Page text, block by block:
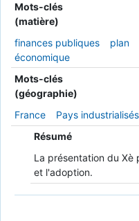
Mots-clés
(matière)
finances publiques
plan
économique
Mots-clés
(géographie)
France
Pays industrialisés
Résumé
La présentation du Xè
et l'adoption.